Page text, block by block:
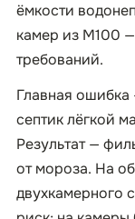
ёмкости
камер из М100
требований.
Главная ошибка
септик лёгкой
Результат —
от мороза. На
двухкамерного